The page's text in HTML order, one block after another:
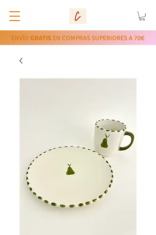
ENVÍO GRATIS EN COMPRAS SUPERIORES A 70€